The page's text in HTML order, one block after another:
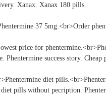
Xanax. Xanax 180 pills.
37 5mg.<br>Order
price for
success story. Cheap
diet
pills without pecription.